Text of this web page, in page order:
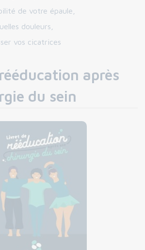
de votre épaule,
douleurs,
vos cicatrices
après
du sein